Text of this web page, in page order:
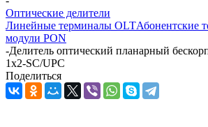
Оптические делители
Линейные терминалы OLTАбонентские
модули PON
-Делитель оптический планарный
1x2-SC/UPC
Поделиться